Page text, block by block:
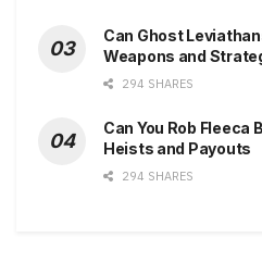
Can Ghost
Weapons and
294 SHARES
Can You Rob Fleeca
Heists and Payouts
294 SHARES